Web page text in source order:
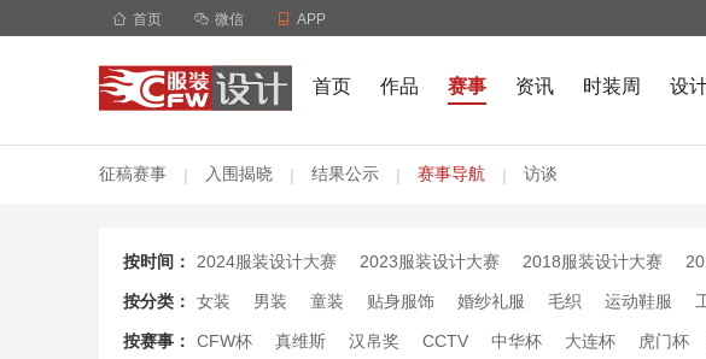
 首页  微信  APP
首页 作品 赛事 资讯 时装周 设
征稿赛事 | 入围揭晓 | 结果公示 | 赛事导航 | 访谈
按时间： 2024服装设计大赛 2023服装设计大赛 2018服装设计大赛
按分类： 女装 男装 童装 贴身服饰 婚纱礼服 毛织 运动鞋服
按赛事： CFW杯 真维斯 汉帛奖 CCTV 中华杯 大连杯 虎门杯